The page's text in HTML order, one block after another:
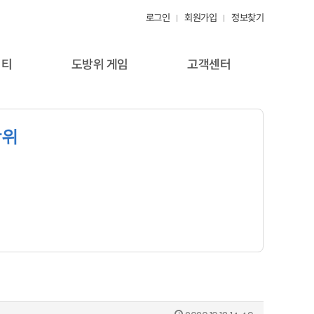
로그인 회원가입 정보찾기
도방위 게임 고객센터